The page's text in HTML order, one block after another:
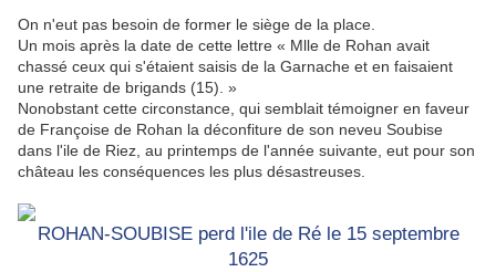
On n'eut pas besoin de former le siège de la place.
Un mois après la date de cette lettre « Mlle de Rohan avait
chassé ceux qui s'étaient saisis de la Garnache et en faisaient
une retraite de brigands (15). »
Nonobstant cette circonstance, qui semblait témoigner en faveur
de Françoise de Rohan la déconfiture de son neveu Soubise
dans l'ile de Riez, au printemps de l'année suivante, eut pour son
château les conséquences les plus désastreuses.
ROHAN-SOUBISE perd l'ile de Ré le 15 septembre
1625